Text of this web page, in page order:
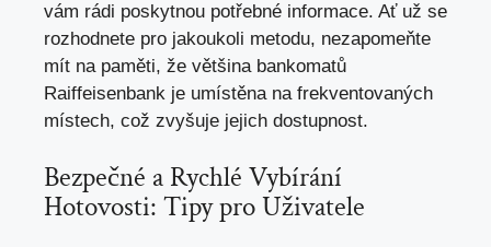
vám rádi poskytnou potřebné informace. Ať už se
rozhodnete pro jakoukoli metodu, nezapomeňte
mít na paměti, že většina bankomatů
Raiffeisenbank je umístěna na frekventovaných
místech, což zvyšuje jejich dostupnost.
Bezpečné a Rychlé Vybírání
Hotovosti: Tipy pro Uživatele